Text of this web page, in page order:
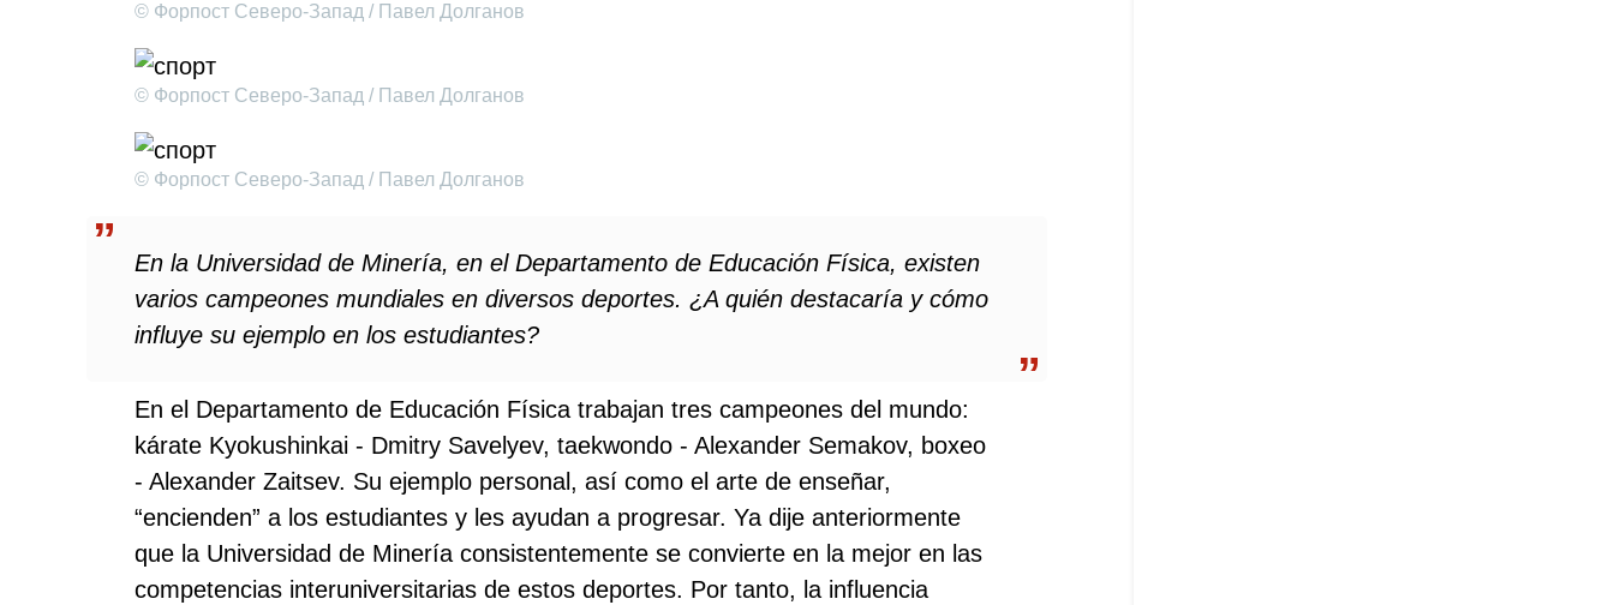
© Форпост Северо-Запад / Павел Долганов
© Форпост Северо-Запад / Павел Долганов
© Форпост Северо-Запад / Павел Долганов
En la Universidad de Minería, en el Departamento de Educación Física, existen
varios campeones mundiales en diversos deportes. ¿A quién destacaría y cómo
influye su ejemplo en los estudiantes?
En el Departamento de Educación Física trabajan tres campeones del mundo:
kárate Kyokushinkai - Dmitry Savelyev, taekwondo - Alexander Semakov, boxeo
- Alexander Zaitsev. Su ejemplo personal, así como el arte de enseñar,
“encienden” a los estudiantes y les ayudan a progresar. Ya dije anteriormente
que la Universidad de Minería consistentemente se convierte en la mejor en las
competencias interuniversitarias de estos deportes. Por tanto, la influencia